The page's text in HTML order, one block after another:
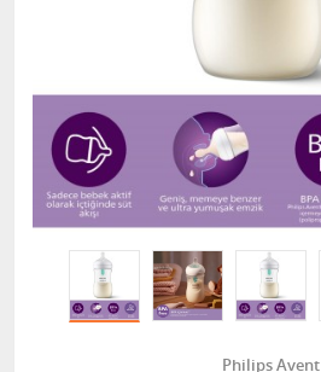
Philips Avent